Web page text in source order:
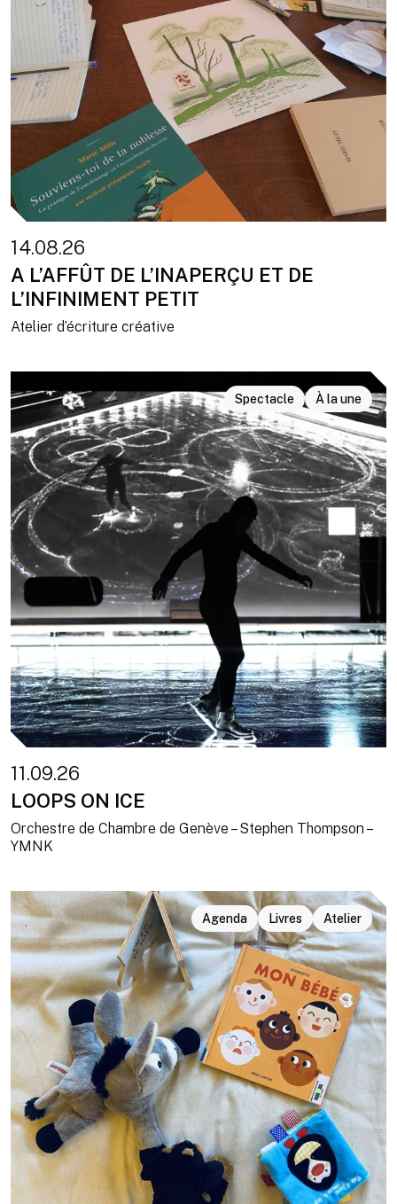
14.08.26
A L’AFFÛT DE L’INAPERÇU ET DE
L’INFINIMENT PETIT
Atelier d’écriture créative
Spectacle À la une
11.09.26
LOOPS ON ICE
Orchestre de Chambre de Genève – Stephen Thompson –
YMNK
Agenda Livres Atelier